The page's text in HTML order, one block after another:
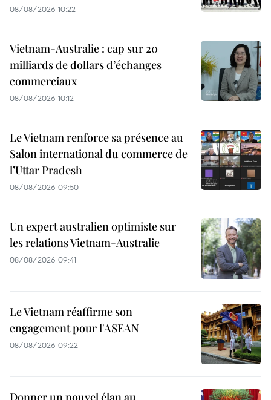
08/08/2026 10:22
Vietnam-Australie : cap sur 20
milliards de dollars d’échanges
commerciaux
08/08/2026 10:12
Le Vietnam renforce sa présence au
Salon international du commerce de
l’Uttar Pradesh
08/08/2026 09:50
Un expert australien optimiste sur
les relations Vietnam-Australie
08/08/2026 09:41
Le Vietnam réaffirme son
engagement pour l'ASEAN
08/08/2026 09:22
Donner un nouvel élan au